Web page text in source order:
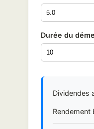
Durée du
Dividendes
Rendement